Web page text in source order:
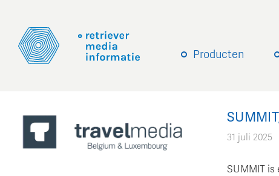
Producten
31 juli 2025
SUMMIT is